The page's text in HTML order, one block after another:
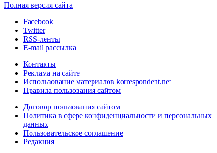
Полная версия сайта
Facebook
Twitter
RSS-ленты
E-mail рассылка
Контакты
Реклама на сайте
Использование материалов korrespondent.net
Правила пользования сайтом
Договор пользования сайтом
Политика в сфере конфиденциальности и персональных
данных
Пользовательское соглашение
Редакция